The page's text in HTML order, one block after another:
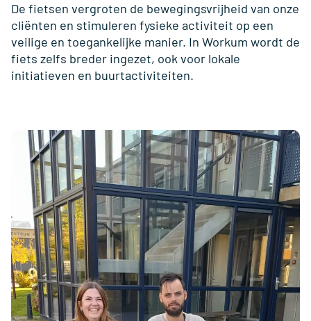
De fietsen vergroten de bewegingsvrijheid van onze
cliënten en stimuleren fysieke activiteit op een
veilige en toegankelijke manier. In Workum wordt de
fiets zelfs breder ingezet, ook voor lokale
initiatieven en buurtactiviteiten.